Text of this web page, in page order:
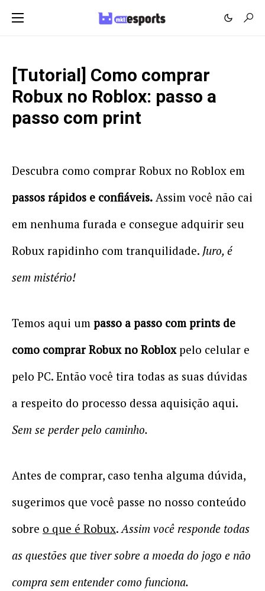
[Tutorial] Como comprar
Robux no Roblox: passo a
passo com print
Descubra como comprar Robux no Roblox em
passos rápidos e confiáveis. Assim você não cai
em nenhuma furada e consegue adquirir seu
Robux rapidinho com tranquilidade. Juro, é
sem mistério!
Temos aqui um passo a passo com prints de
como comprar Robux no Robloxpelo celular e
pelo PC. Então você tira todas as suas dúvidas
a respeito do processo dessa aquisição aqui.
Sem se perder pelo caminho.
Antes de comprar, caso tenha alguma dúvida,
sugerimos que você passe no nosso conteúdo
sobre o que é Robux.Assim você responde todas
as questões que tiver sobre a moeda do jogo e não
compra sem entender como funciona.